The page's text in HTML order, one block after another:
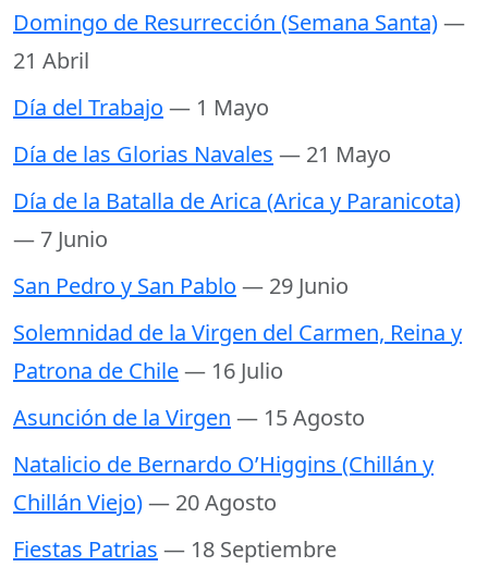
Domingo de Resurrección (Semana Santa)—
21 Abril
Día del Trabajo — 1 Mayo
Día de las Glorias Navales — 21 Mayo
Día de la Batalla de Arica (Arica y Paranicota)
— 7 Junio
San Pedro y San Pablo — 29 Junio
Solemnidad de la Virgen del Carmen, Reina y
Patrona de Chile— 16 Julio
Asunción de la Virgen — 15 Agosto
Natalicio de Bernardo O’Higgins (Chillán y
Chillán Viejo)— 20 Agosto
Fiestas Patrias — 18 Septiembre